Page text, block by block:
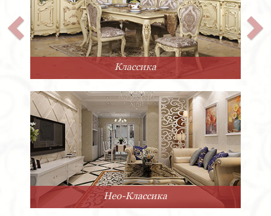
Классика
Нео-Классика